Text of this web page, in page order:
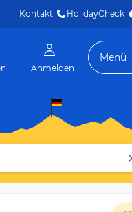
Kontakt HolidayCheck
Anmelden
Menü